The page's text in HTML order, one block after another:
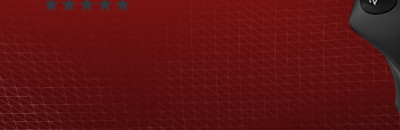
No ratings yet